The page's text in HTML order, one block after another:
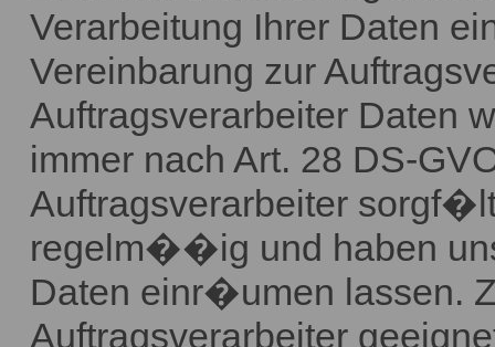
Verarbeitung Ihrer Daten
Vereinbarung zur
Auftragsverarbeiter Daten
immer nach Art. 28 DS-
Auftragsverarbeiter
regelm��ig und haben
Daten einr�umen lassen.
Auftragsverarbeiter